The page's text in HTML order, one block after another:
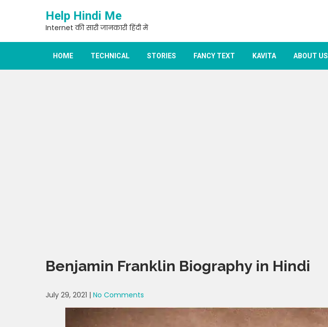
Help Hindi Me
Internet की सारी जानकारी हिंदी में
HOME TECHNICAL STORIES FANCY TEXT KAVITA ABOUT US
Benjamin Franklin Biography in Hindi
July 29, 2021 | No Comments